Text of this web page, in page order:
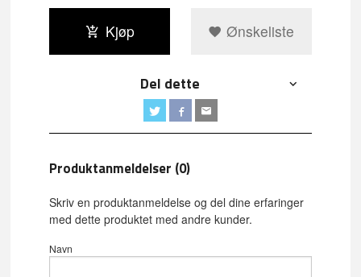
Kjøp Ønskeliste
Del dette
Produktanmeldelser (0)
Skriv en produktanmeldelse og del dine erfaringer
med dette produktet med andre kunder.
Navn